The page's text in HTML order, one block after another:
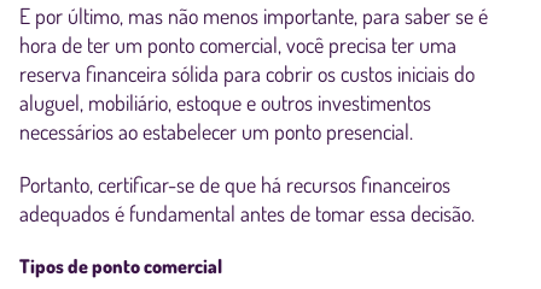
E por último, mas não menos importante, para saber se é
hora de ter um ponto comercial, você precisa ter uma
reserva financeira sólida para cobrir os custos iniciais do
aluguel, mobiliário, estoque e outros investimentos
necessários ao estabelecer um ponto presencial.
Portanto, certificar-se de que há recursos financeiros
adequados é fundamental antes de tomar essa decisão.
Tipos de ponto comercial